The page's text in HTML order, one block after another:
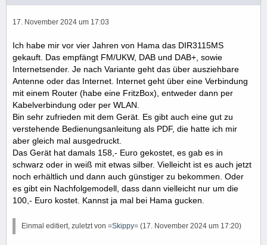
17. November 2024 um 17:03
Ich habe mir vor vier Jahren von Hama das DIR3115MS
gekauft. Das empfängt FM/UKW, DAB und DAB+, sowie
Internetsender. Je nach Variante geht das über ausziehbare
Antenne oder das Internet. Internet geht über eine Verbindung
mit einem Router (habe eine FritzBox), entweder dann per
Kabelverbindung oder per WLAN.
Bin sehr zufrieden mit dem Gerät. Es gibt auch eine gut zu
verstehende Bedienungsanleitung als PDF, die hatte ich mir
aber gleich mal ausgedruckt.
Das Gerät hat damals 158,- Euro gekostet, es gab es in
schwarz oder in weiß mit etwas silber. Vielleicht ist es auch jetzt
noch erhältlich und dann auch günstiger zu bekommen. Oder
es gibt ein Nachfolgemodell, dass dann vielleicht nur um die
100,- Euro kostet. Kannst ja mal bei Hama gucken.
Einmal editiert, zuletzt von =Skippy= (17. November 2024 um 17:20)